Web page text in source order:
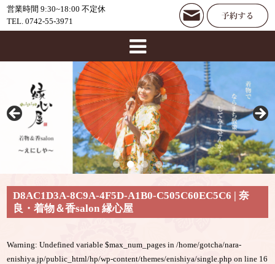
営業時間 9:30~18:00 不定休
TEL. 0742-55-3971
D8AC1D3A-8C9A-4F5D-A1B0-C505C60EC5C6 | 奈
良・着物＆香salon 縁心屋
Warning: Undefined variable $max_num_pages in/home/gotcha/nara-
enishiya.jp/public_html/hp/wp-content/themes/enishiya/single.php on line 16